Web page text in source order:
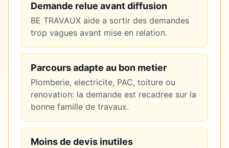
Demande relue avant diffusion
BE TRAVAUX aide a sortir des demandes
trop vagues avant mise en relation.
Parcours adapte au bon metier
Plomberie, electricite, PAC, toiture ou
renovation: la demande est recadree sur la
bonne famille de travaux.
Moins de devis inutiles